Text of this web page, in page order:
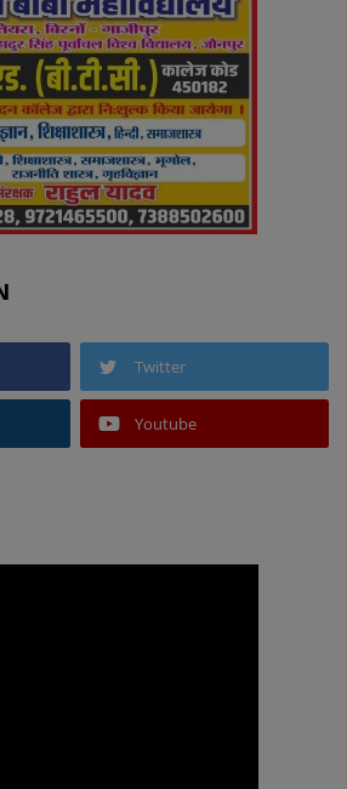
Twitter
Youtube